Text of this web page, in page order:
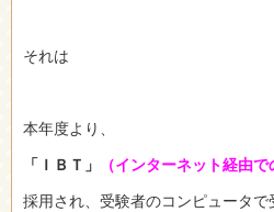
それは
本年度より、
「ＩＢＴ」
（インターネット経由で
採用され、受験者のコンピュータで